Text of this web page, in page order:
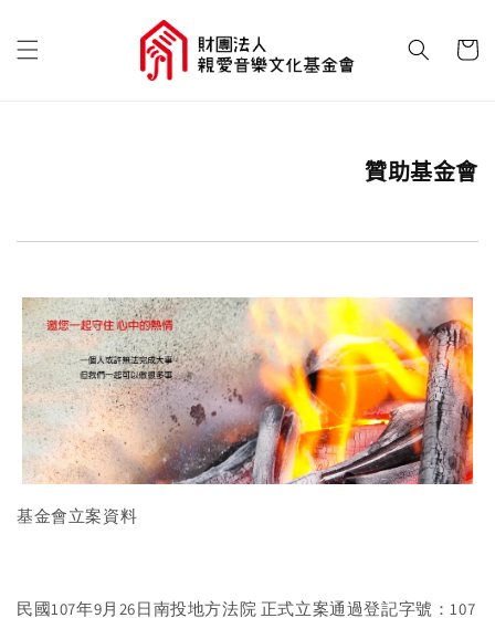
贊助基金會
基金會立案資料
民國107年9月26日南投地方法院 正式立案通過登記字號：107